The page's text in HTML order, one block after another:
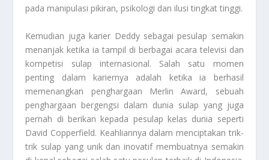
pada manipulasi pikiran, psikologi dan ilusi tingkat tinggi.
Kemudian juga karier Deddy sebagai pesulap semakin
menanjak ketika ia tampil di berbagai acara televisi dan
kompetisi sulap internasional. Salah satu momen
penting dalam kariernya adalah ketika ia berhasil
memenangkan penghargaan Merlin Award, sebuah
penghargaan bergengsi dalam dunia sulap yang juga
pernah di berikan kepada pesulap kelas dunia seperti
David Copperfield. Keahliannya dalam menciptakan trik-
trik sulap yang unik dan inovatif membuatnya semakin